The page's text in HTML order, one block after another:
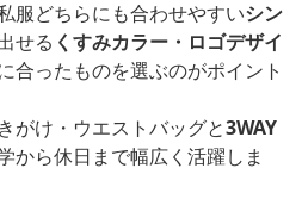
服どちらにも合わせやすいシン
せる くすみカラー・ロゴデザイ
合ったものを選ぶのがポイント
がけ・ウエストバッグと3WAY
から休日まで幅広く活躍しま